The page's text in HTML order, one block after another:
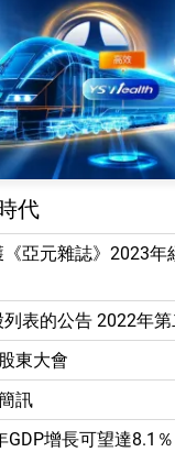
代
亞元雜誌》2023年
表的公告 2022年
東大會
訊
增​​長可望達8.1％